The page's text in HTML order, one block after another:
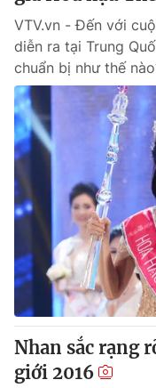
VTV.vn - Đến với
diễn ra tại Trung
chuẩn bị như thế
Nhan sắc rạng
giới 2016